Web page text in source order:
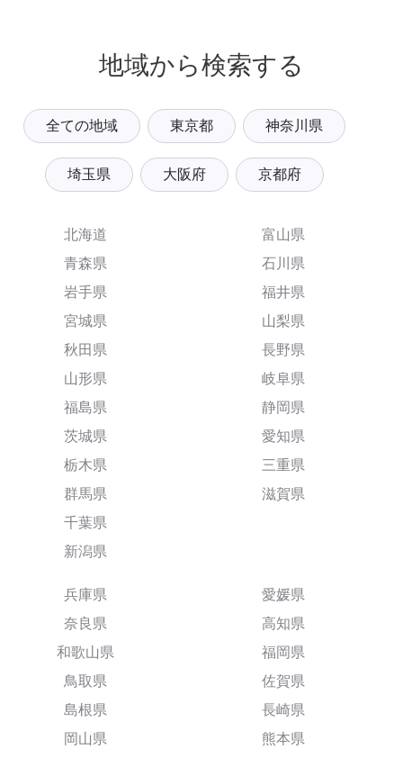
地域から検索する
全ての地域 東京都 神奈川県
埼玉県 大阪府 京都府
北海道
青森県
岩手県
宮城県
秋田県
山形県
福島県
茨城県
栃木県
群馬県
千葉県
新潟県
富山県
石川県
福井県
山梨県
長野県
岐阜県
静岡県
愛知県
三重県
滋賀県
兵庫県
奈良県
和歌山県
鳥取県
島根県
岡山県
愛媛県
高知県
福岡県
佐賀県
長崎県
熊本県